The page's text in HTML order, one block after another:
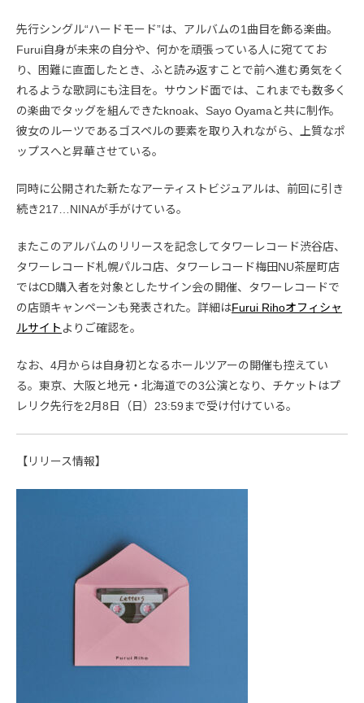
先行シングル“ハードモード”は、アルバムの1曲目を飾る楽曲。
Furui自身が未来の自分や、何かを頑張っている人に宛ててお
り、困難に直面したとき、ふと読み返すことで前へ進む勇気をく
れるような歌詞にも注目を。サウンド面では、これまでも数多く
の楽曲でタッグを組んできたknoak、Sayo Oyamaと共に制作。
彼女のルーツであるゴスペルの要素を取り入れながら、上質なポ
ップスへと昇華させている。
同時に公開された新たなアーティストビジュアルは、前回に引き
続き217…NINAが手がけている。
またこのアルバムのリリースを記念してタワーレコード渋谷店、
タワーレコード札幌パルコ店、タワーレコード梅田NU茶屋町店
ではCD購入者を対象としたサイン会の開催、タワーレコードで
の店頭キャンペーンも発表された。詳細はFurui Rihoオフィシャ
ルサイト よりご確認を。
なお、4月からは自身初となるホールツアーの開催も控えてい
る。東京、大阪と地元・北海道での3公演となり、チケットはプ
レリク先行を2月8日（日）23:59まで受け付けている。
【リリース情報】